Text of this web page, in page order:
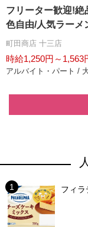
フリーター歓迎!
色自由/人気ラーメ
町田商店 十三店
時給1,250円～1,563
アルバイト・パート /
フィ